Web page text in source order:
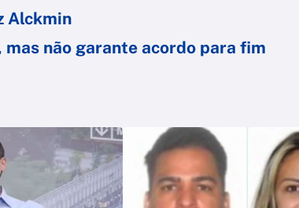
Alckmin
não garante acordo para fim